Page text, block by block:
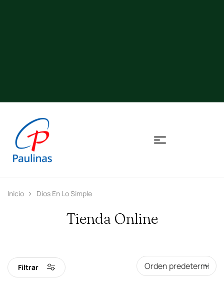
Inicio Dios En Lo Simple
Tienda Online
Filtrar